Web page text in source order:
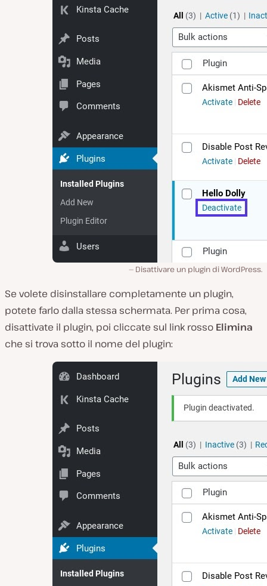
Disattivare un plugin di WordPress.
Se volete disinstallare completamente un plugin,
potete farlo dalla stessa schermata. Per prima cosa,
disattivate il plugin, poi cliccate sul link rosso Elimina
che si trova sotto il nome del plugin: